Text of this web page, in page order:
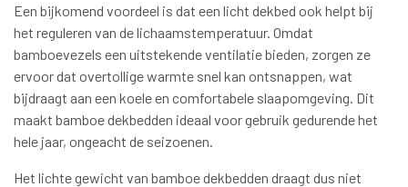
Een bijkomend voordeel is dat een licht dekbed ook helpt bij
het reguleren van de lichaamstemperatuur. Omdat
bamboevezels een uitstekende ventilatie bieden, zorgen ze
ervoor dat overtollige warmte snel kan ontsnappen, wat
bijdraagt aan een koele en comfortabele slaapomgeving. Dit
maakt bamboe dekbedden ideaal voor gebruik gedurende het
hele jaar, ongeacht de seizoenen.
Het lichte gewicht van bamboe dekbedden draagt dus niet